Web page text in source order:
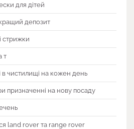
для дітей
депозит
стрижки
т
в чистилищі на кожен день
призначенні на нову посаду
land rover та range rover